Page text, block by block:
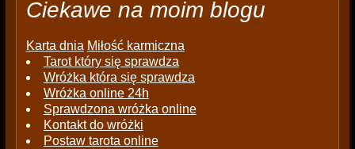
Ciekawe na moim blogu
Karta dnia Miłość karmiczna
Tarot który się sprawdza
Wróżka która się sprawdza
Wróżka online 24h
Sprawdzona wróżka online
Kontakt do wróżki
Postaw tarota online